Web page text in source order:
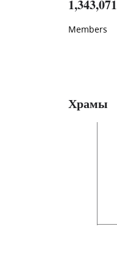
1,343,071
Members
Храмы